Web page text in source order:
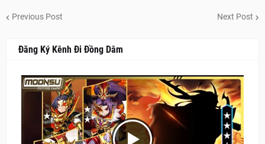
Previous Post Next Post
Đăng Ký Kênh Đi Đồng Dâm